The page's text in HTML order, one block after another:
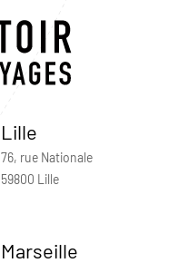
Lille
76, rue Nationale
59800 Lille
Marseille